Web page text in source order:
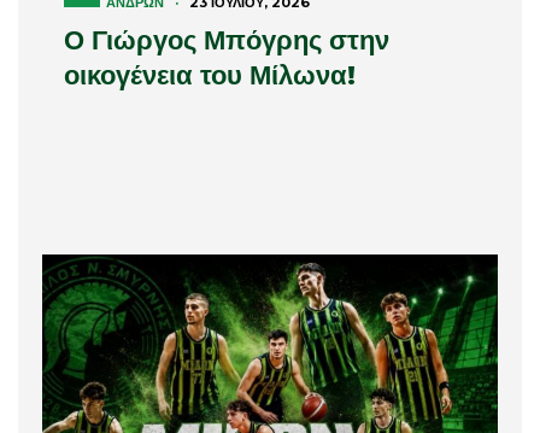
Ο Γιώργος Μπόγρης στην
οικογένεια του Μίλωνα!